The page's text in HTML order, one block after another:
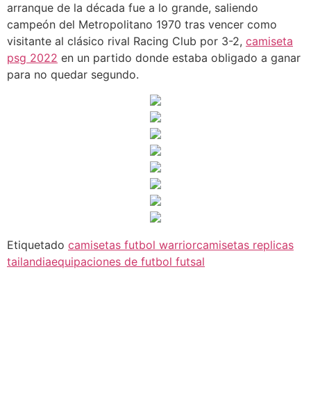
arranque de la década fue a lo grande, saliendo
campeón del Metropolitano 1970 tras vencer como
visitante al clásico rival Racing Club por 3-2, camiseta
psg 2022 en un partido donde estaba obligado a ganar
para no quedar segundo.
Etiquetado camisetas futbol warriorcamisetas replicas
tailandiaequipaciones de futbol futsal